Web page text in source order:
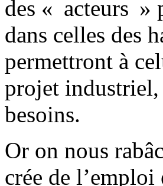
des « acteurs »
dans celles des
permettront à
projet industriel,
besoins.
Or on nous
crée de